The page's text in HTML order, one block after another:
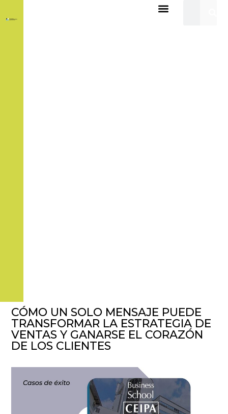
CÓMO UN SOLO MENSAJE PUEDE
TRANSFORMAR LA ESTRATEGIA DE
VENTAS Y GANARSE EL CORAZÓN
DE LOS CLIENTES